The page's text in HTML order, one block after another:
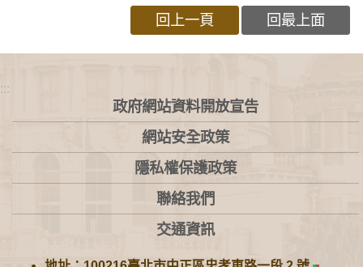
回上一頁 回最上面
:::
政府網站資料開放宣告
網站安全政策
隱私權保護政策
聯絡我們
交通資訊